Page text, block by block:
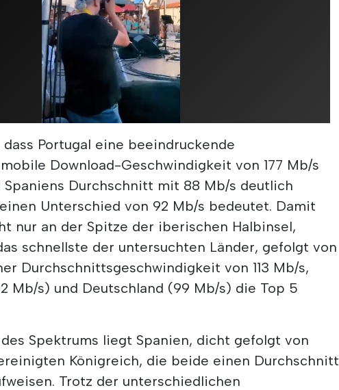
Portugal eine beeindruckende
Download-Geschwindigkeit von 177 Mb/s
Spaniens Durchschnitt mit 88 Mb/s deutlich
Unterschied von 92 Mb/s bedeutet. Damit
nur an der Spitze der iberischen Halbinsel,
schnellste der untersuchten Länder, gefolgt von
Durchschnittsgeschwindigkeit von 113 Mb/s,
Mb/s) und Deutschland (99 Mb/s) die Top 5
Spektrums liegt Spanien, dicht gefolgt von
Königreich, die beide einen Durchschnitt
Trotz der unterschiedlichen